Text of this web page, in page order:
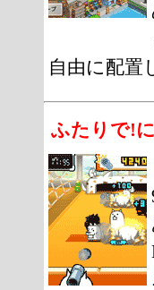
自由に配置
ふたりで!